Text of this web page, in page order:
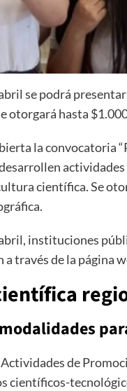
se podrá
otorgará hasta
la convocatoria
científica. Se
instituciones
a través de la
de
científicos-